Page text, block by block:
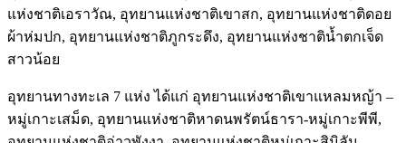
แห่งชาติเอราวัณ, อุทยานแห่งชาติเขาสก, อุทยานแห่งชาติดอย
ผ้าห่มปก, อุทยานแห่งชาติภูกระดึง, อุทยานแห่งชาติน้ำตกเจ็ด
สาวน้อย
อุทยานทางทะเล 7 แห่ง ได้แก่ อุทยานแห่งชาติเขาแหลมหญ้า –
หมู่เกาะเสม็ด, อุทยานแห่งชาติหาดนพรัตน์ธารา-หมู่เกาะพีพี,